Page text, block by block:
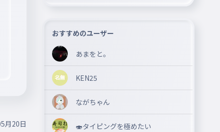
月20日
おすすめのユーザー
あまをと。
KEN25
ながちゃん
🍣タイピングを極めたい